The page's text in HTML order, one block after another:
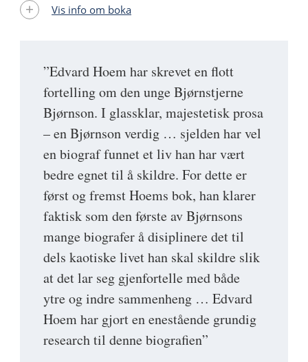
”Edvard Hoem har skrevet en flott
fortelling om den unge Bjørnstjerne
Bjørnson. I glassklar, majestetisk prosa
– en Bjørnson verdig … sjelden har vel
en biograf funnet et liv han har vært
bedre egnet til å skildre. For dette er
først og fremst Hoems bok, han klarer
faktisk som den første av Bjørnsons
mange biografer å disiplinere det til
dels kaotiske livet han skal skildre slik
at det lar seg gjenfortelle med både
ytre og indre sammenheng … Edvard
Hoem har gjort en enestående grundig
research til denne biografien”
Vis info om boka